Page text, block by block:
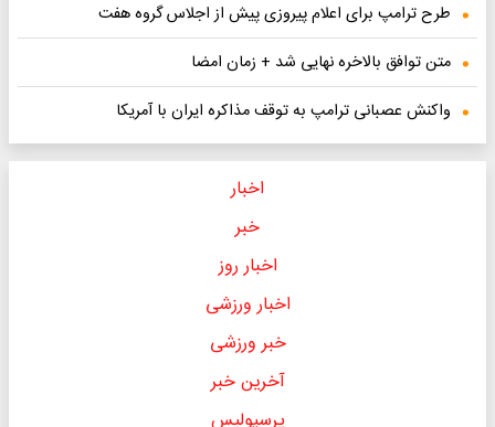
طرح ترامپ برای اعلام پیروزی پیش از اجلاس گروه هفت
متن توافق بالاخره نهایی شد + زمان امضا
واکنش عصبانی ترامپ به توقف مذاکره ایران با آمریکا
اخبار
خبر
اخبار روز
اخبار ورزشی
خبر ورزشی
آخرین خبر